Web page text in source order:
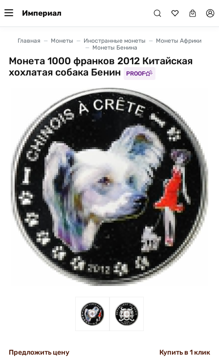
Империал
Главная Монеты Иностранные монеты
Монеты Африки
Монеты Бенина
Монета 1000 франков 2012 Китайская
хохлатая собака Бенин
PROOF
+ +
Предложить цену Купить в 1 клик